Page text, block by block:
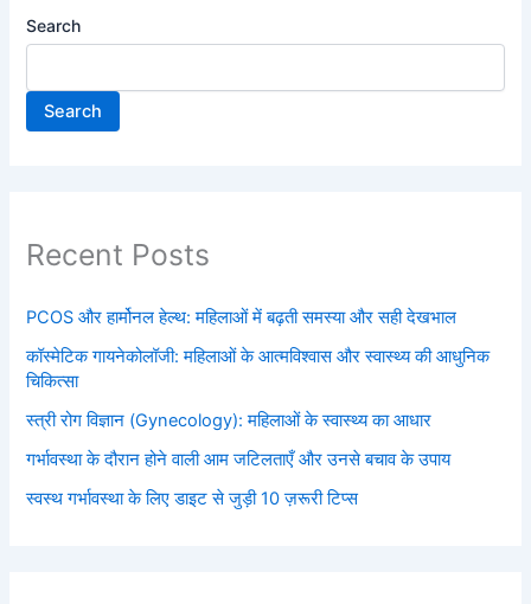
Search
Search
Recent Posts
PCOS और हार्मोनल हेल्थ: महिलाओं में बढ़ती समस्या और सही देखभाल
कॉस्मेटिक गायनेकोलॉजी: महिलाओं के आत्मविश्वास और स्वास्थ्य की आधुनिक
चिकित्सा
स्त्री रोग विज्ञान (Gynecology): महिलाओं के स्वास्थ्य का आधार
गर्भावस्था के दौरान होने वाली आम जटिलताएँ और उनसे बचाव के उपाय
स्वस्थ गर्भावस्था के लिए डाइट से जुड़ी 10 ज़रूरी टिप्स